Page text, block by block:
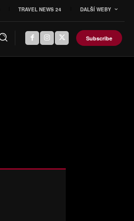
TRAVEL NEWS 24 DALŠÍ WEBY
Subscribe